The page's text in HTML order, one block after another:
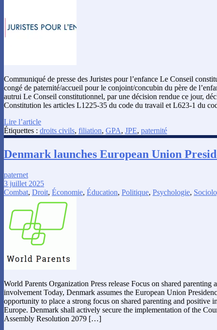
Communiqué de presse des Juristes pour l’enfance Le Conseil
congé de paternité/accueil pour le conjoint/concubin du père de
autrui Le Conseil constitutionnel, par une décision rendue ce jour,
Constitution les articles L1225-35 du code du travail et L623-1 du
Lire l’article
Étiquettes : droits civils, filiation, GPA, JPE, paternité
Denmark launches European Union
paternet
3 juillet 2025
Combat, Droit, Économie, Éducation, Politique, Psychologie,
World Parents Organization Press release Focus on shared parenting
involvement Today, Denmark assumes the European Union
opportunity to place a strong focus on shared parenting and positive
Europe. Denmark shall actively secure the implementation of the
Assembly Resolution 2079 […]